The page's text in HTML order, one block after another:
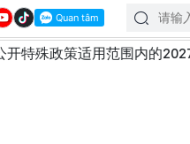
用范围内的2027年APEC